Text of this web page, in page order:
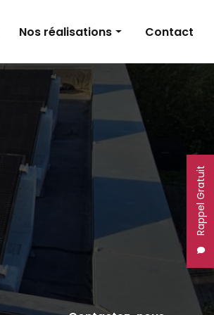
Rappel Gratuit
Nos réalisations
Panneaux photovoltaïques
Électricité
Charpente et couverture
Contact